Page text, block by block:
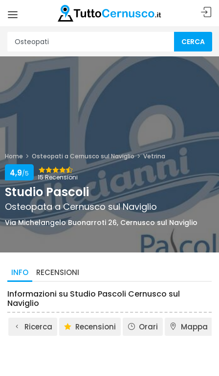
CERCA
Home Osteopati a Cernusco sul Naviglio Vetrina
15 Recensioni
4,9/5
Studio Pascoli
Osteopata a Cernusco sul Naviglio
Via Michelangelo Buonarroti 26, Cernusco sul Naviglio
INFO RECENSIONI
Informazioni su Studio Pascoli Cernusco sul
Naviglio
Ricerca Recensioni Orari Mappa